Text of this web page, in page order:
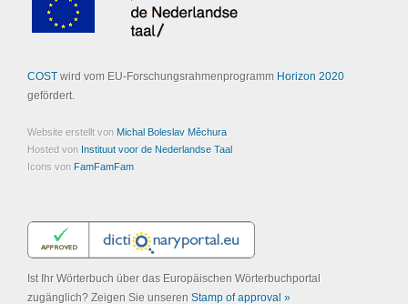
COSTwird vom EU-Forschungsrahmenprogramm Horizon 2020
gefördert.
Website erstellt von Michal Boleslav Měchura
Hosted von Instituut voor de Nederlandse Taal
Icons von FamFamFam
Ist Ihr Wörterbuch über das Europäischen Wörterbuchportal
zugänglich? Zeigen Sie unseren Stamp of approval »